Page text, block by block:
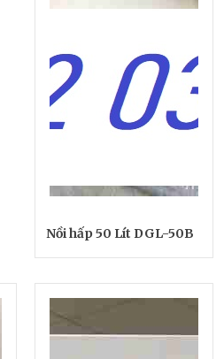
Nồi hấp 50 Lít DGL-50B